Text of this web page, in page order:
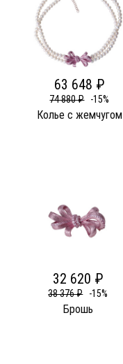
63 648 ₽
74 880 ₽ -15%
Колье c жемчугом
32 620 ₽
38 376 ₽ -15%
Брошь